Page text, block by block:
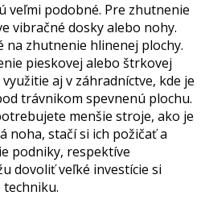
veľmi podobné. Pre zhutnenie
vibračné dosky alebo nohy.
na zhutnenie hlinenej plochy.
pieskovej alebo štrkovej
aj v záhradníctve, kde je
trávnikom spevnenú plochu.
menšie stroje, ako je
noha, stačí si ich požičať a
podniky, respektíve
dovoliť veľké investície si